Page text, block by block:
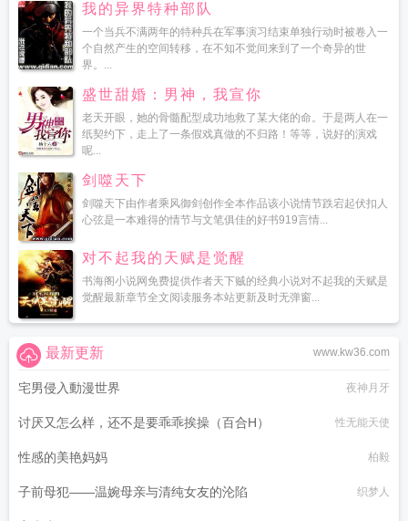
我的异界特种部队
一个当兵不满两年的特种兵在军事演习结束单独行动时被卷入一
个自然产生的空间转移，在不知不觉间来到了一个奇异的世
界。...
盛世甜婚：男神，我宣你
老天开眼，她的骨髓配型成功地救了某大佬的命。于是两人在一
纸契约下，走上了一条假戏真做的不归路！等等，说好的演戏
呢...
剑噬天下
剑噬天下由作者乘风御剑创作全本作品该小说情节跌宕起伏扣人
心弦是一本难得的情节与文笔俱佳的好书919言情...
对不起我的天赋是觉醒
书海阁小说网免费提供作者天下贼的经典小说对不起我的天赋是
觉醒最新章节全文阅读服务本站更新及时无弹窗...
www.kw36.com
最新更新
宅男侵入動漫世界 夜神月牙
讨厌又怎么样，还不是要乖乖挨操（百合H） 性无能天使
性感的美艳妈妈 柏毅
子前母犯——温婉母亲与清纯女友的沦陷 织梦人